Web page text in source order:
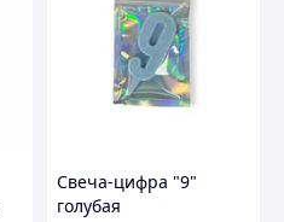
Свеча-цифра "9"
голубая